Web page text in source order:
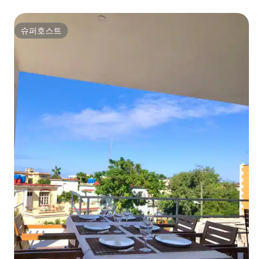
슈퍼호스트
슈퍼호스트